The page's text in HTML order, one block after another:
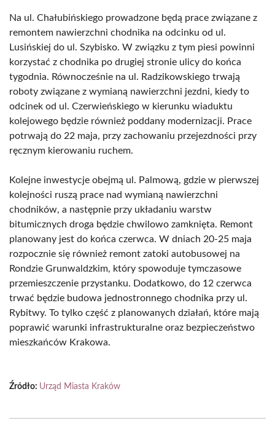
Na ul. Chałubińskiego prowadzone będą prace związane z
remontem nawierzchni chodnika na odcinku od ul.
Lusińskiej do ul. Szybisko. W związku z tym piesi powinni
korzystać z chodnika po drugiej stronie ulicy do końca
tygodnia. Równocześnie na ul. Radzikowskiego trwają
roboty związane z wymianą nawierzchni jezdni, kiedy to
odcinek od ul. Czerwieńskiego w kierunku wiaduktu
kolejowego będzie również poddany modernizacji. Prace
potrwają do 22 maja, przy zachowaniu przejezdności przy
ręcznym kierowaniu ruchem.
Kolejne inwestycje obejmą ul. Palmową, gdzie w pierwszej
kolejności ruszą prace nad wymianą nawierzchni
chodników, a następnie przy układaniu warstw
bitumicznych droga będzie chwilowo zamknięta. Remont
planowany jest do końca czerwca. W dniach 20-25 maja
rozpocznie się również remont zatoki autobusowej na
Rondzie Grunwaldzkim, który spowoduje tymczasowe
przemieszczenie przystanku. Dodatkowo, do 12 czerwca
trwać będzie budowa jednostronnego chodnika przy ul.
Rybitwy. To tylko część z planowanych działań, które mają
poprawić warunki infrastrukturalne oraz bezpieczeństwo
mieszkańców Krakowa.
Źródło: Urząd Miasta Kraków